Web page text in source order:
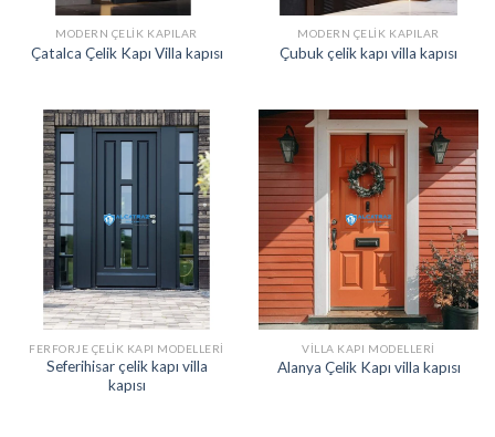
MODERN ÇELIK KAPILAR
Çatalca Çelik Kapı Villa kapısı
MODERN ÇELIK KAPILAR
Çubuk çelik kapı villa kapısı
FERFORJE ÇELIK KAPI MODELLERI
Seferihisar çelik kapı villa
kapısı
VILLA KAPI MODELLERI
Alanya Çelik Kapı villa kapısı